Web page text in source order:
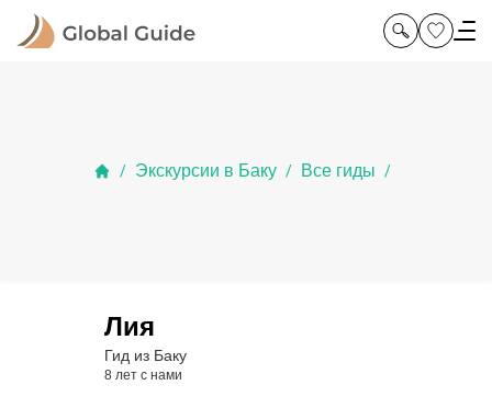
/ Экскурсии в Баку / Все гиды /
Лия
Гид из Баку
8 лет с нами